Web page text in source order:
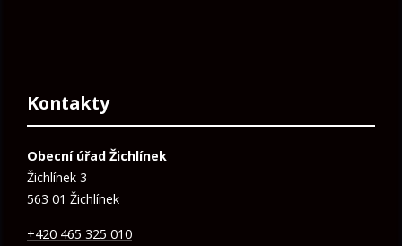
Kontakty
Obecní úřad Žichlínek
Žichlínek 3
563 01 Žichlínek
+420 465 325 010